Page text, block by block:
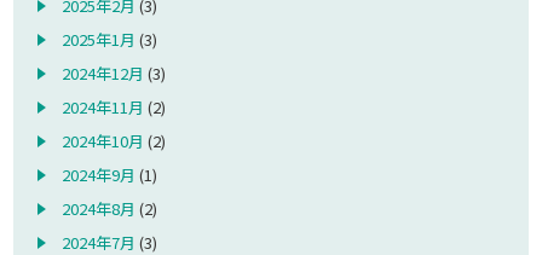
2025年2月 (3)
2025年1月 (3)
2024年12月 (3)
2024年11月 (2)
2024年10月 (2)
2024年9月 (1)
2024年8月 (2)
2024年7月 (3)